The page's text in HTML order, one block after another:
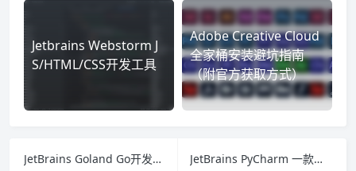
Jetbrains Webstorm J
S/HTML/CSS开发工具
Adobe Creative Cloud
全家桶安装避坑指南
（附官方获取方式）
JetBrains Goland Go开发工具中文版
JetBrains PyCharm 一款专业 Python IDE 工具